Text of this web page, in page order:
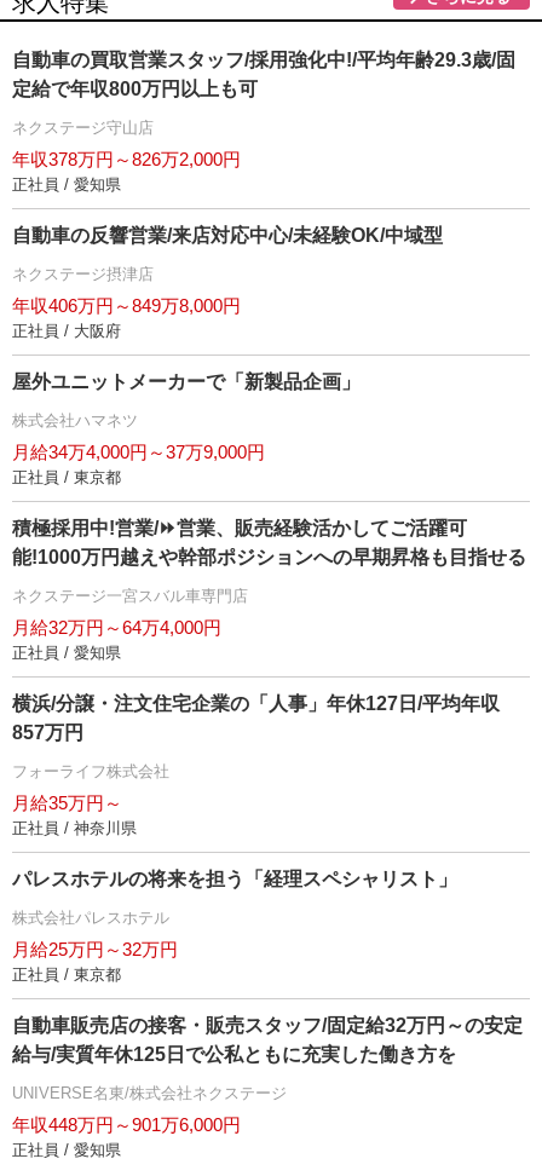
自動車の買取営業スタッフ/採用強化中!/平均年齢29.3歳/固
定給で年収800万円以上も可
ネクステージ守山店
年収378万円～826万2,000円
正社員 / 愛知県
自動車の反響営業/来店対応中心/未経験OK/中域型
ネクステージ摂津店
年収406万円～849万8,000円
正社員 / 大阪府
屋外ユニットメーカーで「新製品企画」
株式会社ハマネツ
月給34万4,000円～37万9,000円
正社員 / 東京都
積極採用中!営業/⏩️営業、販売経験活かしてご活躍可
能!1000万円越えや幹部ポジションへの早期昇格も目指せる
ネクステージ一宮スバル車専門店
月給32万円～64万4,000円
正社員 / 愛知県
横浜/分譲・注文住宅企業の「人事」年休127日/平均年収
857万円
フォーライフ株式会社
月給35万円～
正社員 / 神奈川県
パレスホテルの将来を担う「経理スペシャリスト」
株式会社パレスホテル
月給25万円～32万円
正社員 / 東京都
自動車販売店の接客・販売スタッフ/固定給32万円～の安定
給与/実質年休125日で公私ともに充実した働き方を
UNIVERSE名東/株式会社ネクステージ
年収448万円～901万6,000円
正社員 / 愛知県